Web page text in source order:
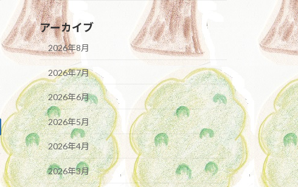
アーカイブ
2026年8月
2026年7月
2026年6月
2026年5月
2026年4月
2026年3月